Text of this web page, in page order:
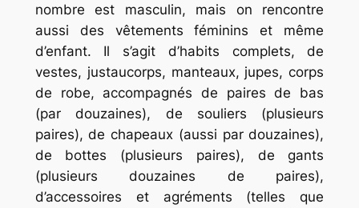
nombre est masculin, mais on rencontre
aussi des vêtements féminins et même
d’enfant. Il s’agit d’habits complets, de
vestes, justaucorps, manteaux, jupes, corps
de robe, accompagnés de paires de bas
(par douzaines), de souliers (plusieurs
paires), de chapeaux (aussi par douzaines),
de bottes (plusieurs paires), de gants
(plusieurs douzaines de paires),
d’accessoires et agréments (telles que